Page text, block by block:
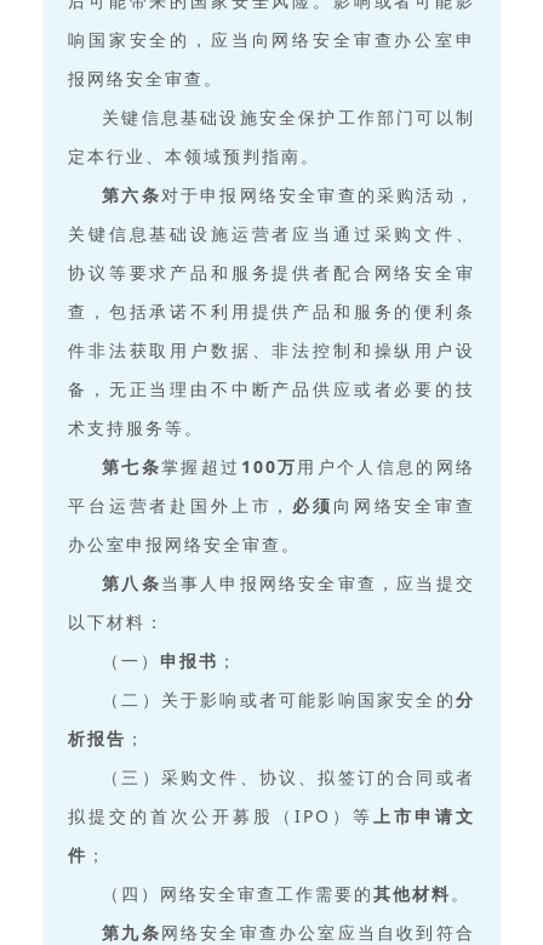
响国家安全的，应当向网络安全审查办公室申
报网络安全审查。
关键信息基础设施安全保护工作部门可以制
定本行业、本领域预判指南。
第六条对于申报网络安全审查的采购活动，
关键信息基础设施运营者应当通过采购文件、
协议等要求产品和服务提供者配合网络安全审
查，包括承诺不利用提供产品和服务的便利条
件非法获取用户数据、非法控制和操纵用户设
备，无正当理由不中断产品供应或者必要的技
术支持服务等。
第七条掌握超过 100万用户个人信息的网络
平台运营者赴国外上市， 必须 向网络安全审查
办公室申报网络安全审查。
第八条当事人申报网络安全审查，应当提交
以下材料：
（一）申报书 ；
（二）关于影响或者可能影响国家安全的分
析报告 ；
（三）采购文件、协议、拟签订的合同或者
拟提交的首次公开募股（IPO）等上市申请文
件 ；
（四）网络安全审查工作需要的其他材料。
第九条网络安全审查办公室应当自收到符合